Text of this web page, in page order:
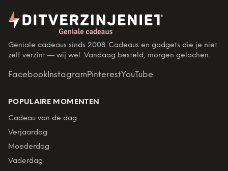
Geniale cadeaus sinds 2008. Cadeaus en gadgets die je niet
zelf verzint — wij wel. Vandaag besteld, morgen gelachen.
Facebook InstagramPinterestYouTube
POPULAIRE MOMENTEN
Cadeau van de dag
Verjaardag
Moederdag
Vaderdag